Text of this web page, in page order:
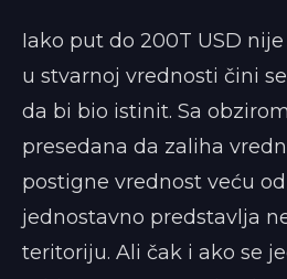
Iako put do 200T USD
u stvarnoj vrednosti čini
da bi bio istinit. Sa
presedana da zaliha
postigne vrednost veću
jednostavno predstavlja
teritoriju. Ali čak i ako se